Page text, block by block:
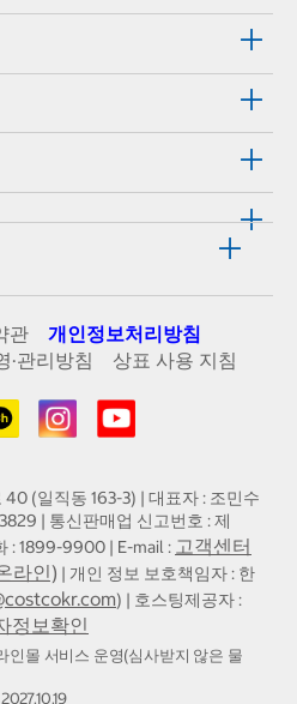
관
개인정보처리방침
·관리방침
상표 사용 지침
(일직동 163-3) | 대표자 : 조민수
| 통신판매업 신고번호 : 제
: 1899-9900 | E-mail : 고객센터
라인) | 개인 정보 보호책임자 : 한
) | 호스팅제공자 :
정보확인
인몰 서비스 운영(심사받지 않은 물